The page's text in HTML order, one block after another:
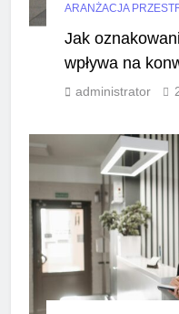
ARANŻACJA
Jak
wpływa na
administrator